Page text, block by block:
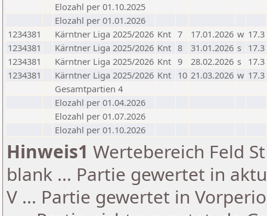
Elozahl per 01.10.2025
Elozahl per 01.01.2026
1234381
Kärntner Liga 2025/2026 Knt 7 17.01.2026 w 17.3
1234381
Kärntner Liga 2025/2026 Knt 8 31.01.2026 s 17.3
1234381
Kärntner Liga 2025/2026 Knt 9 28.02.2026 s 17.3
1234381
Kärntner Liga 2025/2026 Knt 10 21.03.2026 w 17.3
Gesamtpartien 4
Elozahl per 01.04.2026
Elozahl per 01.07.2026
Elozahl per 01.10.2026
Hinweis1 Wertebereich Feld
blank ... Partie gewertet in
V ... Partie gewertet in